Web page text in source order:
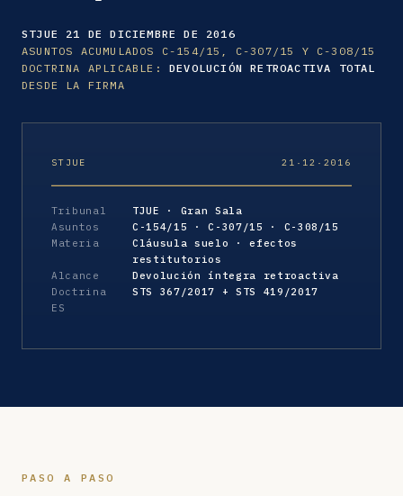
STJUE 21 DE DICIEMBRE DE 2016
ASUNTOS ACUMULADOS C-154/15, C-307/15 Y C-308/15
DOCTRINA APLICABLE: DEVOLUCIÓN RETROACTIVA TOTAL
DESDE LA FIRMA
STJUE 21·12·2016
Tribunal
TJUE · Gran Sala
Asuntos
C-154/15 · C-307/15 · C-308/15
Materia
Cláusula suelo · efectos
restitutorios
Alcance
Devolución íntegra retroactiva
Doctrina
ES
STS 367/2017 + STS 419/2017
PASO A PASO